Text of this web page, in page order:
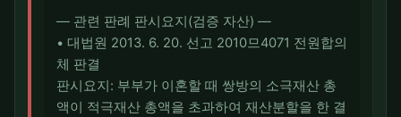
― 관련 판례 판시요지(검증 자산) ―
• 대법원 2013. 6. 20. 선고 2010므4071 전원합의
체 판결
판시요지: 부부가 이혼할 때 쌍방의 소극재산 총
액이 적극재산 총액을 초과하여 재산분할을 한 결